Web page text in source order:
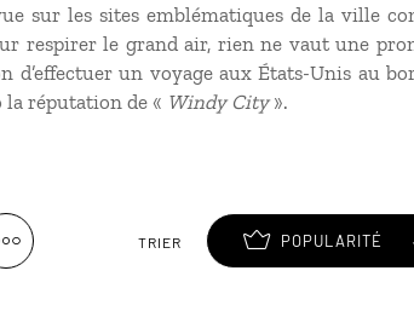
sur les sites emblématiques de la ville
respirer le grand air, rien ne vaut une
d’effectuer un voyage aux États-Unis au
réputation de « Windy City».
TRIER POPULARITÉ